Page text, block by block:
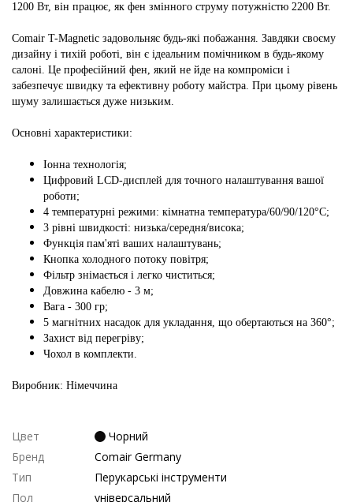
1200 Вт, він працює, як фен змінного струму потужністю 2200 Вт.
Comair T-Magnetic задовольняє будь-які побажання. Завдяки своєму
дизайну і тихій роботі, він є ідеальним помічником в будь-якому
салоні. Це професійний фен, який не йде на компроміси і
забезпечує швидку та ефективну роботу майстра. При цьому рівень
шуму залишається дуже низьким.
Основні характеристики:
Іонна технологія;
Цифровий LCD-дисплей для точного налаштування вашої
роботи;
4 температурні режими: кімнатна температура/60/90/120°C;
3 рівні швидкості: низька/середня/висока;
Функція пам'яті ваших налаштувань;
Кнопка холодного потоку повітря;
Фільтр знімається і легко чиститься;
Довжина кабелю - 3 м;
Вага - 300 гр;
5 магнітних насадок для укладання, що обертаються на 360°;
Захист від перегріву;
Чохол в комплекти.
Виробник: Німеччина
Цвет
Чорний
Бренд
Comair Germany
Тип
Перукарські інструменти
Пол
універсальний